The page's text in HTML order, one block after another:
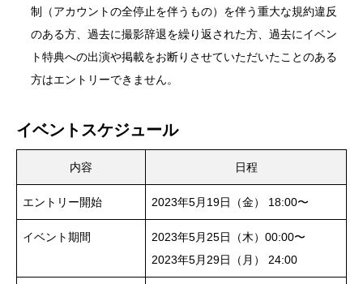
制（アカウントの全停止を伴うもの）を伴う重大な規約違反
のある方、過去に撮影辞退を繰り返された方、過去にイベン
ト特典への出演や掲載をお断りさせていただいたことのある
方はエントリーできません。
イベントスケジュール
内容 日程
エントリー開始 2023年5月19日（金） 18:00〜
イベント期間
2023年5月25日（木）00:00〜
2023年5月29日（月） 24:00